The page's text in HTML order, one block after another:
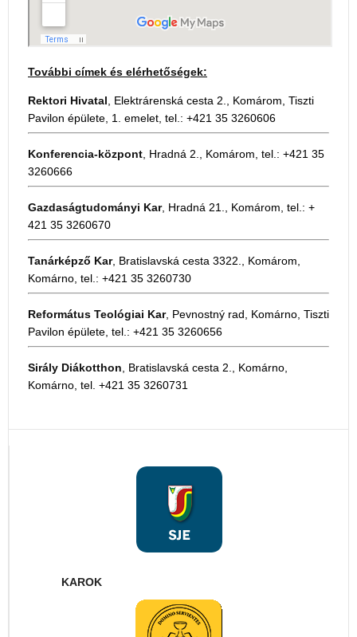
További címek és elérhetőségek:
Rektori Hivatal, Elektrárenská cesta 2., Komárom, Tiszti
Pavilon épülete, 1. emelet, tel.: +421 35 3260606
Konferencia-központ, Hradná 2., Komárom, tel.: +421 35
3260666
Gazdaságtudományi Kar, Hradná 21., Komárom, tel.: +
421 35 3260670
Tanárképző Kar, Bratislavská cesta 3322., Komárom,
Komárno, tel.: +421 35 3260730
Református Teológiai Kar, Pevnostný rad, Komárno, Tiszti
Pavilon épülete, tel.: +421 35 3260656
Sirály Diákotthon, Bratislavská cesta 2., Komárno,
Komárno, tel. +421 35 3260731
KAROK